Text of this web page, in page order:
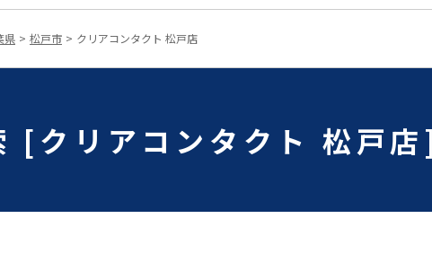
県 松戸市 クリアコンタクト 松戸店
[クリアコンタクト 松戸店]